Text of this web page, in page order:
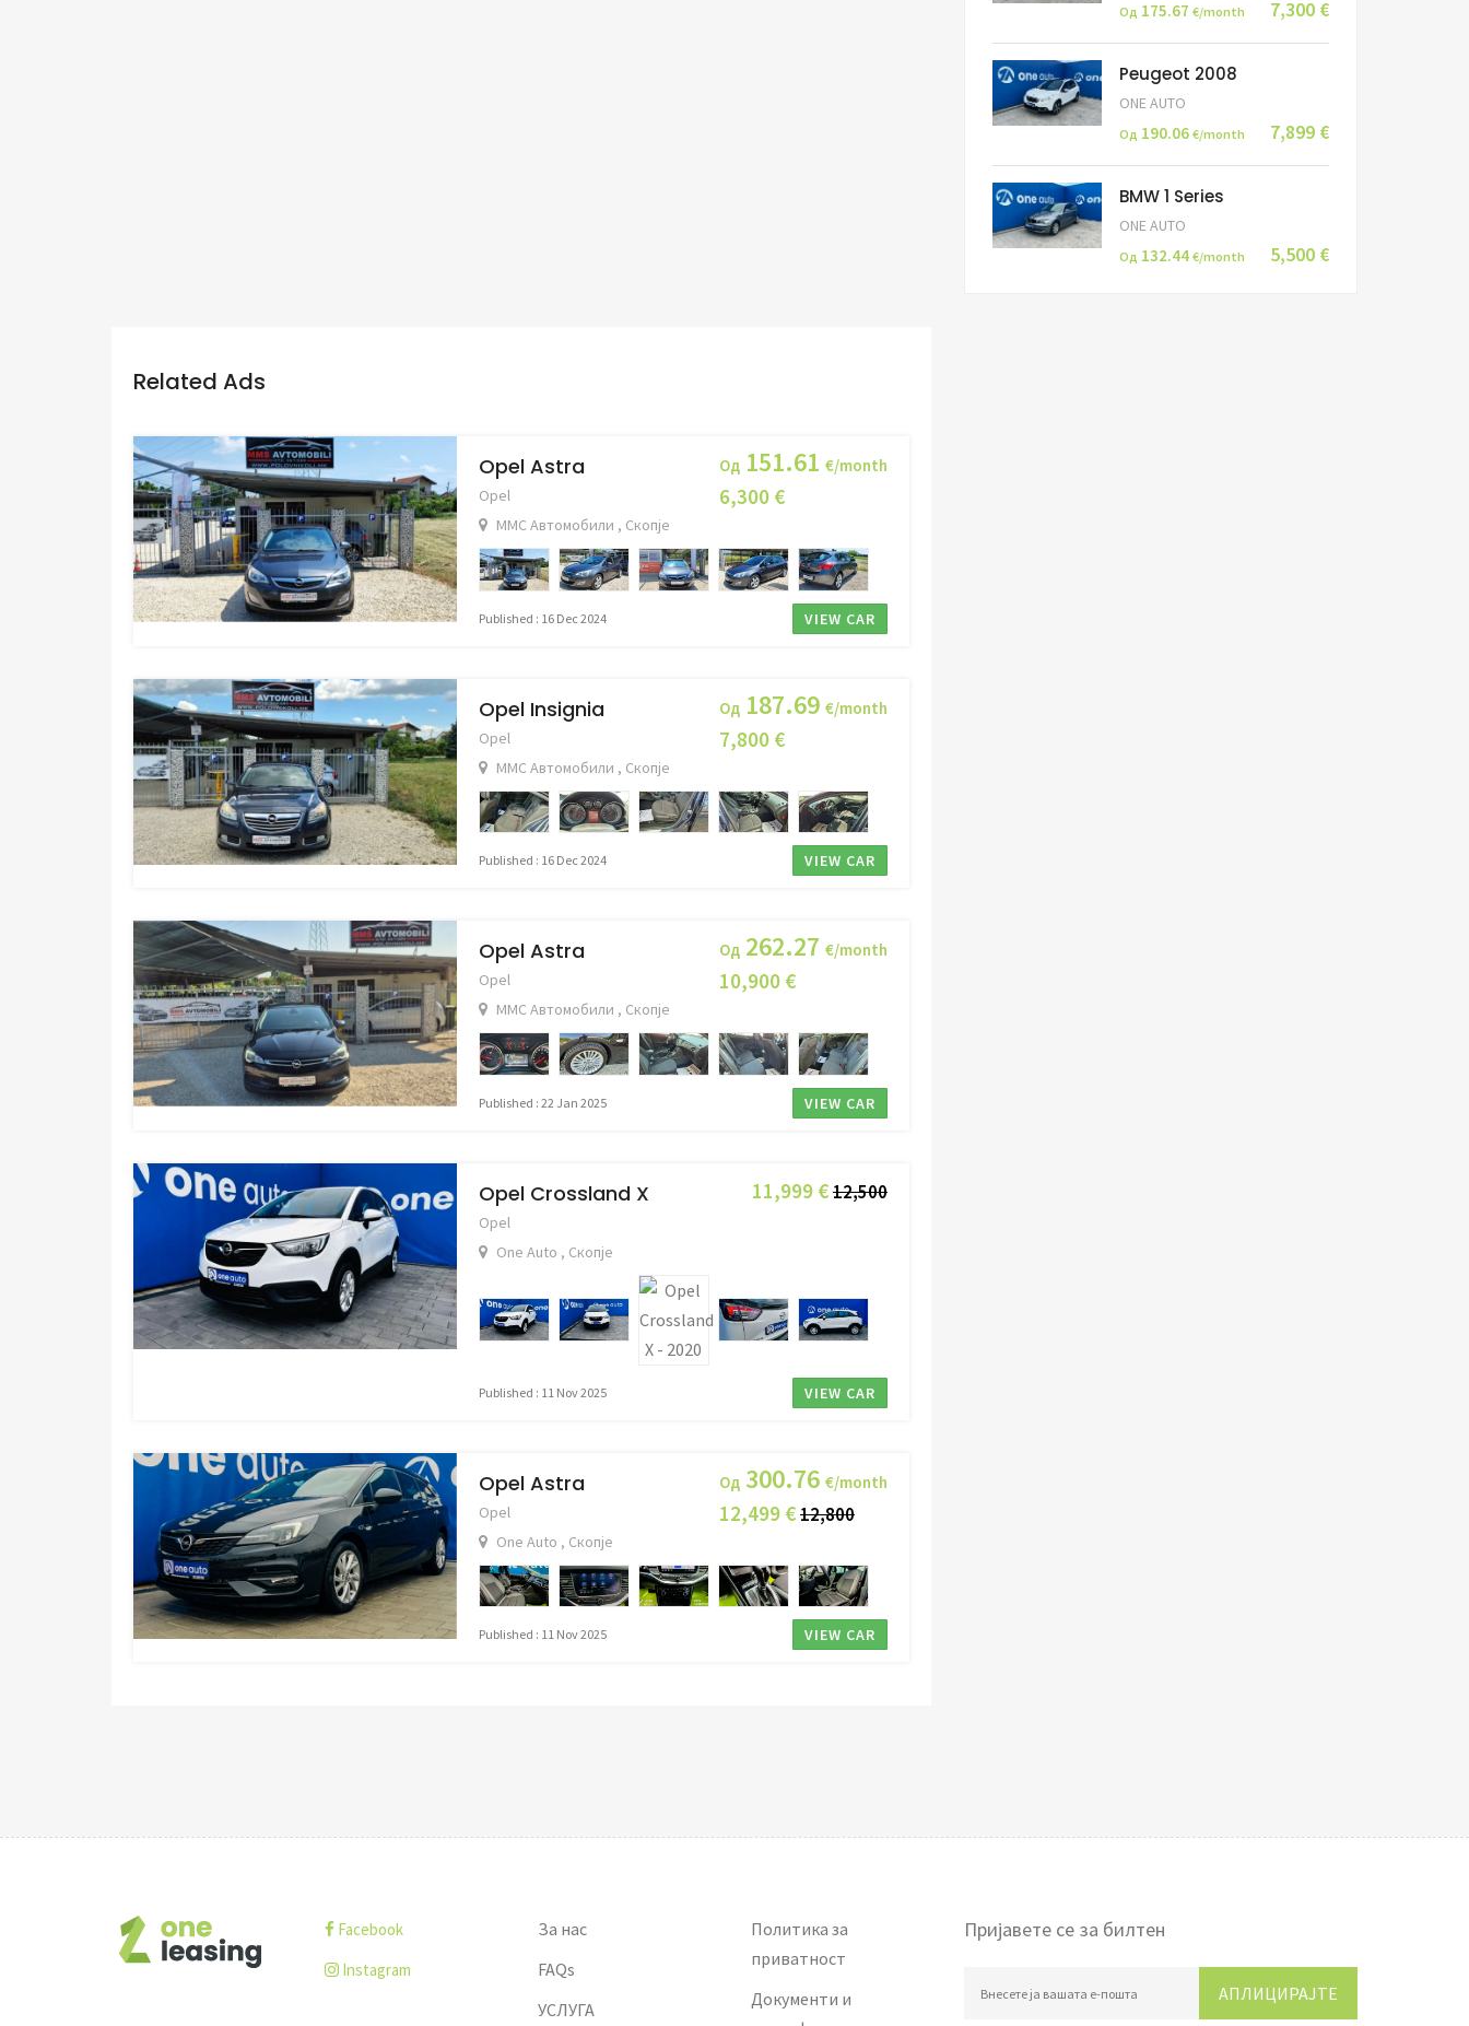
Од 175.67 €/month 7,300 €
Peugeot 2008
ONE AUTO
Од 190.06 €/month 7,899 €
BMW 1 Series
ONE AUTO
Од 132.44 €/month 5,500 €
Related Ads
Од151.61 €/month
6,300 €
Opel Astra
Opel
ММС Автомобили , Скопје
Published : 16 Dec 2024 VIEW CAR
Од187.69 €/month
7,800 €
Opel Insignia
Opel
ММС Автомобили , Скопје
Published : 16 Dec 2024 VIEW CAR
Од262.27 €/month
10,900 €
Opel Astra
Opel
ММС Автомобили , Скопје
Published : 22 Jan 2025 VIEW CAR
11,999 €12,500
Opel Crossland X
Opel
One Auto , Скопје
Published : 11 Nov 2025 VIEW CAR
Од300.76 €/month
12,499 €12,800
Opel Astra
Opel
One Auto , Скопје
Published : 11 Nov 2025 VIEW CAR
Facebook
Instagram
За нас
FAQs
УСЛУГА
Политика за
приватност
Документи и
Пријавете се за билтен
АПЛИЦИРАЈТЕ